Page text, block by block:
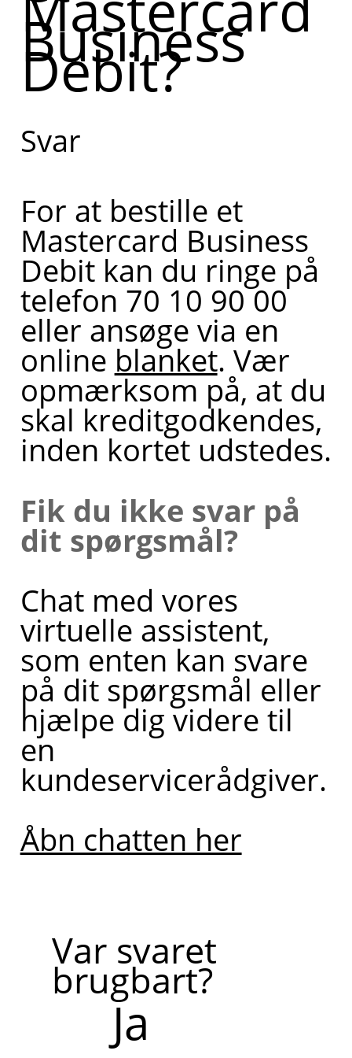
Business
Debit?
Svar
For at bestille et
Mastercard Business
Debit kan du ringe på
telefon 70 10 90 00
eller ansøge via en
online blanket. Vær
opmærksom på, at du
skal kreditgodkendes,
inden kortet udstedes.
Fik du ikke svar på
dit spørgsmål?
Chat med vores
virtuelle assistent,
som enten kan svare
på dit spørgsmål eller
hjælpe dig videre til
en
kundeservicerådgiver.
Åbn chatten her
Var svaret
brugbart?
Ja